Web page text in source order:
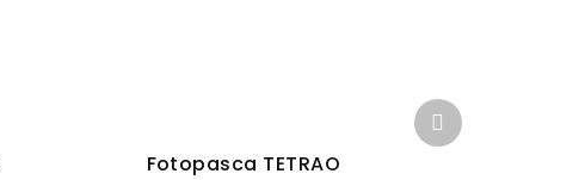
Fotopasca TETRAO
Ďalší
produkt